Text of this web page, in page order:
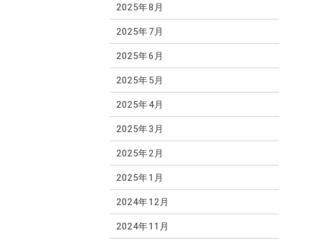
2025年8月
2025年7月
2025年6月
2025年5月
2025年4月
2025年3月
2025年2月
2025年1月
2024年12月
2024年11月